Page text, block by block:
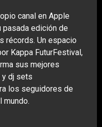
canal en Apple
pasada edición de
récords. Un espacio
Kappa FuturFestival,
sus mejores
y dj sets
los seguidores de
mundo.